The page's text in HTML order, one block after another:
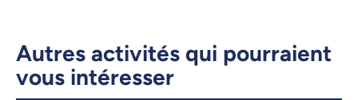
iCalendar
Autres activités qui pourraient
vous intéresser